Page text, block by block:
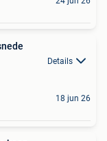
Details
18 jun 26